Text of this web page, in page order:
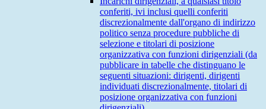
conferiti, ivi inclusi quelli conferiti
discrezionalmente dall'organo di indirizzo
politico senza procedure pubbliche di
selezione e titolari di posizione
organizzativa con funzioni dirigenziali (da
pubblicare in tabelle che distinguano le
seguenti situazioni: dirigenti, dirigenti
individuati discrezionalmente, titolari di
posizione organizzativa con funzioni